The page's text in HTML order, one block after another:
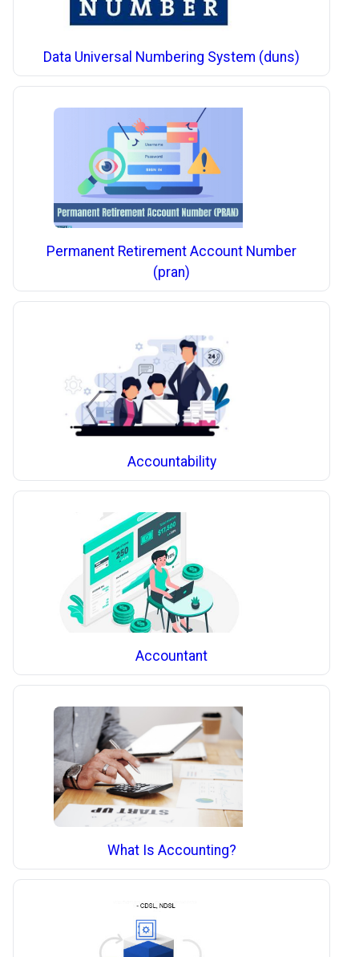
Data Universal Numbering System (duns)
Permanent Retirement Account Number
(pran)
Accountability
Accountant
What Is Accounting?